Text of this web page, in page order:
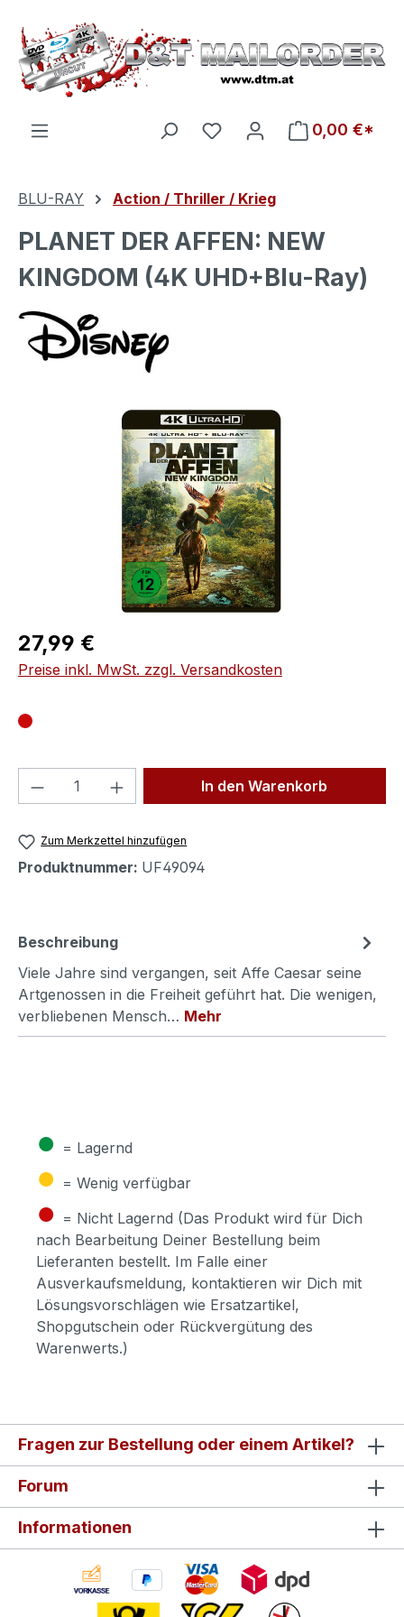
Zum Hauptinhalt springen
Du hast 0 Produkte auf
0,00 €*
BLU-RAY Action / Thriller / Krieg
PLANET DER AFFEN: NEW
KINGDOM (4K UHD+Blu-Ray)
Bildergalerie überspringen
Regulärer Preis:
27,99 €
Preise inkl. MwSt. zzgl. Versandkosten
Produkt Anzahl: Gib denIn den Warenkorb
Zum Merkzettel hinzufügen
Produktnummer: UF49094
Beschreibung
Viele Jahre sind vergangen, seit Affe Caesar seine
Artgenossen in die Freiheit geführt hat. Die wenigen,
verbliebenen Mensch… Mehr
● = Lagernd
● = Wenig verfügbar
● = Nicht Lagernd (Das Produkt wird für Dich
nach Bearbeitung Deiner Bestellung beim
Lieferanten bestellt. Im Falle einer
Ausverkaufsmeldung, kontaktieren wir Dich mit
Lösungsvorschlägen wie Ersatzartikel,
Shopgutschein oder Rückvergütung des
Warenwerts.)
Fragen zur Bestellung oder einem Artikel?
Forum
Informationen